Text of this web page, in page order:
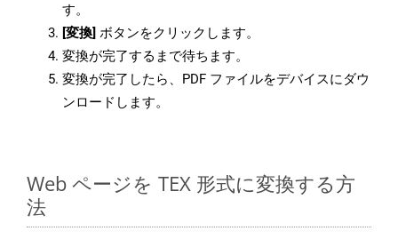
す。
[変換] ボタンをクリックします。
変換が完了するまで待ちます。
変換が完了したら、PDF ファイルをデバイスにダウ
ンロードします。
Web ページを TEX 形式に変換する方
法